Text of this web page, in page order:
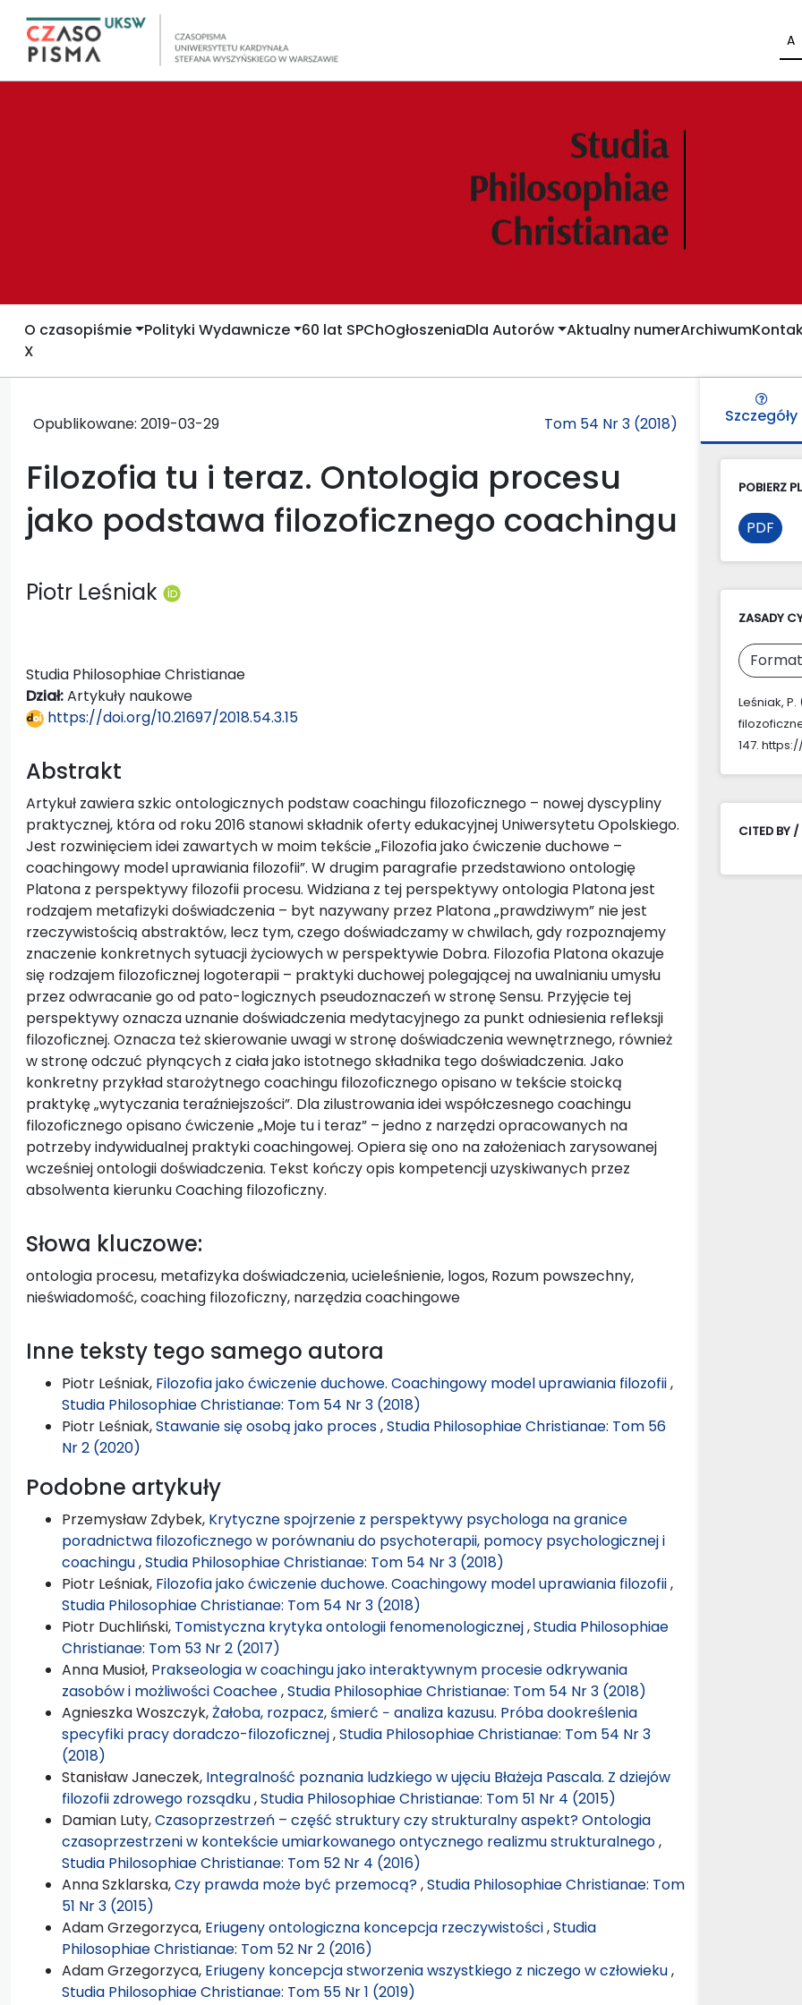
A
O czasopiśmie Polityki Wydawnicze 60 lat SPChOgłoszeniaDla Autorów Aktualny numerArchiwum
X
Opublikowane: 2019-03-29 Tom 54 Nr 3 (2018)
Filozofia tu i teraz. Ontologia procesu
jako podstawa filozoficznego coachingu
Piotr Leśniak
Studia Philosophiae Christianae
Dział:Artykuły naukowe
https://doi.org/10.21697/2018.54.3.15
Abstrakt
Artykuł zawiera szkic ontologicznych podstaw coachingu filozoficznego – nowej dyscypliny
praktycznej, która od roku 2016 stanowi składnik oferty edukacyjnej Uniwersytetu Opolskiego.
Jest rozwinięciem idei zawartych w moim tekście „Filozofia jako ćwiczenie duchowe –
coachingowy model uprawiania filozofii”. W drugim paragrafie przedstawiono ontologię
Platona z perspektywy filozofii procesu. Widziana z tej perspektywy ontologia Platona jest
rodzajem metafizyki doświadczenia – byt nazywany przez Platona „prawdziwym” nie jest
rzeczywistością abstraktów, lecz tym, czego doświadczamy w chwilach, gdy rozpoznajemy
znaczenie konkretnych sytuacji życiowych w perspektywie Dobra. Filozofia Platona okazuje
się rodzajem filozoficznej logoterapii – praktyki duchowej polegającej na uwalnianiu umysłu
przez odwracanie go od pato-logicznych pseudoznaczeń w stronę Sensu. Przyjęcie tej
perspektywy oznacza uznanie doświadczenia medytacyjnego za punkt odniesienia refleksji
filozoficznej. Oznacza też skierowanie uwagi w stronę doświadczenia wewnętrznego, również
w stronę odczuć płynących z ciała jako istotnego składnika tego doświadczenia. Jako
konkretny przykład starożytnego coachingu filozoficznego opisano w tekście stoicką
praktykę „wytyczania teraźniejszości”. Dla zilustrowania idei współczesnego coachingu
filozoficznego opisano ćwiczenie „Moje tu i teraz” – jedno z narzędzi opracowanych na
potrzeby indywidualnej praktyki coachingowej. Opiera się ono na założeniach zarysowanej
wcześniej ontologii doświadczenia. Tekst kończy opis kompetencji uzyskiwanych przez
absolwenta kierunku Coaching filozoficzny.
Słowa kluczowe:
ontologia procesu, metafizyka doświadczenia, ucieleśnienie, logos, Rozum powszechny,
nieświadomość, coaching filozoficzny, narzędzia coachingowe
Inne teksty tego samego autora
Piotr Leśniak, Filozofia jako ćwiczenie duchowe. Coachingowy model uprawiania filozofii,
Studia Philosophiae Christianae: Tom 54 Nr 3 (2018)
Piotr Leśniak,Stawanie się osobą jako proces,Studia Philosophiae Christianae: Tom 56
Nr 2 (2020)
Podobne artykuły
Przemysław Zdybek, Krytyczne spojrzenie z perspektywy psychologa na granice
poradnictwa filozoficznego w porównaniu do psychoterapii, pomocy psychologicznej i
coachingu,Studia Philosophiae Christianae: Tom 54 Nr 3 (2018)
Piotr Leśniak, Filozofia jako ćwiczenie duchowe. Coachingowy model uprawiania filozofii,
Studia Philosophiae Christianae: Tom 54 Nr 3 (2018)
Piotr Duchliński, Tomistyczna krytyka ontologii fenomenologicznej,Studia Philosophiae
Christianae: Tom 53 Nr 2 (2017)
Anna Musioł, Prakseologia w coachingu jako interaktywnym procesie odkrywania
zasobów i możliwości Coachee,Studia Philosophiae Christianae: Tom 54 Nr 3 (2018)
Agnieszka Woszczyk,Żałoba, rozpacz, śmierć − analiza kazusu. Próba dookreślenia
specyfiki pracy doradczo-filozoficznej,Studia Philosophiae Christianae: Tom 54 Nr 3
(2018)
Stanisław Janeczek, Integralność poznania ludzkiego w ujęciu Błażeja Pascala. Z dziejów
filozofii zdrowego rozsądku,Studia Philosophiae Christianae: Tom 51 Nr 4 (2015)
Damian Luty,Czasoprzestrzeń – część struktury czy strukturalny aspekt? Ontologia
czasoprzestrzeni w kontekście umiarkowanego ontycznego realizmu strukturalnego,
Studia Philosophiae Christianae: Tom 52 Nr 4 (2016)
Anna Szklarska,Czy prawda może być przemocą?,Studia Philosophiae Christianae: Tom
51 Nr 3 (2015)
Adam Grzegorzyca, Eriugeny ontologiczna koncepcja rzeczywistości,Studia
Philosophiae Christianae: Tom 52 Nr 2 (2016)
Adam Grzegorzyca, Eriugeny koncepcja stworzenia wszystkiego z niczego w człowieku,
Studia Philosophiae Christianae: Tom 55 Nr 1 (2019)
Szczegóły
POBIERZ
PDF
ZASADY
Leśniak,
147.
CITED BY /